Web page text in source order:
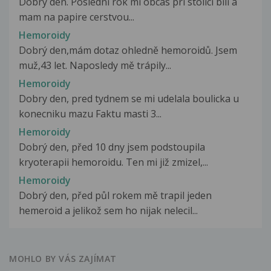
mam na papire cerstvou...
Hemoroidy
Dobrý den,mám dotaz ohledně hemoroidů. Jsem
muž,43 let. Naposledy mě trápily...
Hemoroidy
Dobry den, pred tydnem se mi udelala boulicka u
konecniku mazu Faktu masti 3...
Hemoroidy
Dobrý den, před 10 dny jsem podstoupila
kryoterapii hemoroidu. Ten mi již zmizel,...
Hemoroidy
Dobrý den, před půl rokem mě trapil jeden
hemeroid a jelikož sem ho nijak nelecil...
MOHLO BY VÁS ZAJÍMAT